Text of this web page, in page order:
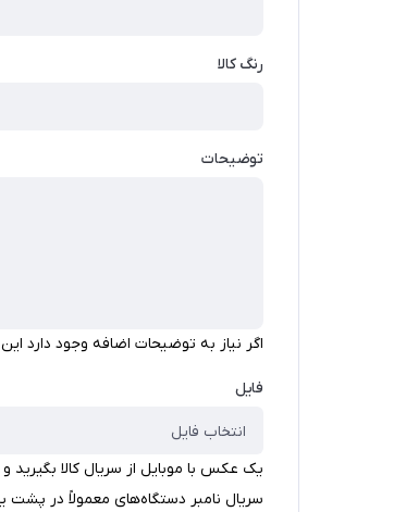
رنگ کالا
توضیحات
اگر نیاز به توضیحات اضافه وجود دارد
فایل
انتخاب فایل
یک عکس با موبایل از سریال کالا بگیرید و
سریال نامبر دستگاه‌های معمولاً در پشت